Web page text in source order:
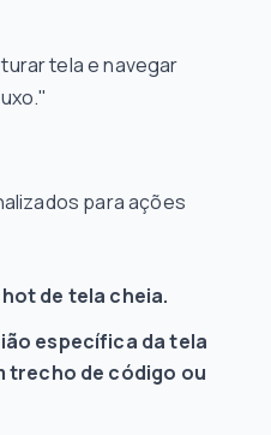
tela e navegar
para ações
de tela cheia.
específica da tela
trecho de código ou